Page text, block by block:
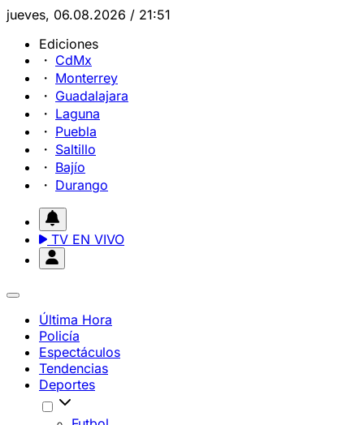
jueves, 06.08.2026 / 21:51
Ediciones
CdMx
Monterrey
Guadalajara
Laguna
Puebla
Saltillo
Bajío
Durango
TV EN VIVO
Última Hora
Policía
Espectáculos
Tendencias
Deportes